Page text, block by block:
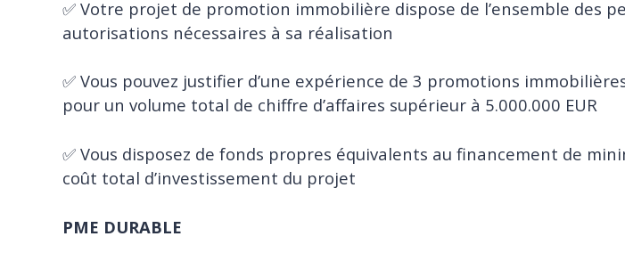
✅ Votre projet de promotion immobilière dispose de l’ensemble des
autorisations nécessaires à sa réalisation
✅ Vous pouvez justifier d’une expérience de 3 promotions
pour un volume total de chiffre d’affaires supérieur à 5.000.000 EUR
✅ Vous disposez de fonds propres équivalents au financement de
coût total d’investissement du projet
PME DURABLE